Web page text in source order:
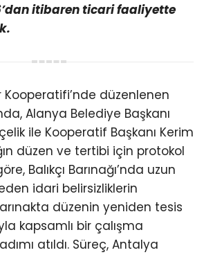
itibaren ticari faaliyette
Kooperatifi’nde düzenlenen
Alanya Belediye Başkanı
ile Kooperatif Başkanı Kerim
düzen ve tertibi için protokol
Balıkçı Barınağı’nda uzun
idari belirsizliklerin
düzenin yeniden tesis
kapsamlı bir çalışma
atıldı. Süreç, Antalya